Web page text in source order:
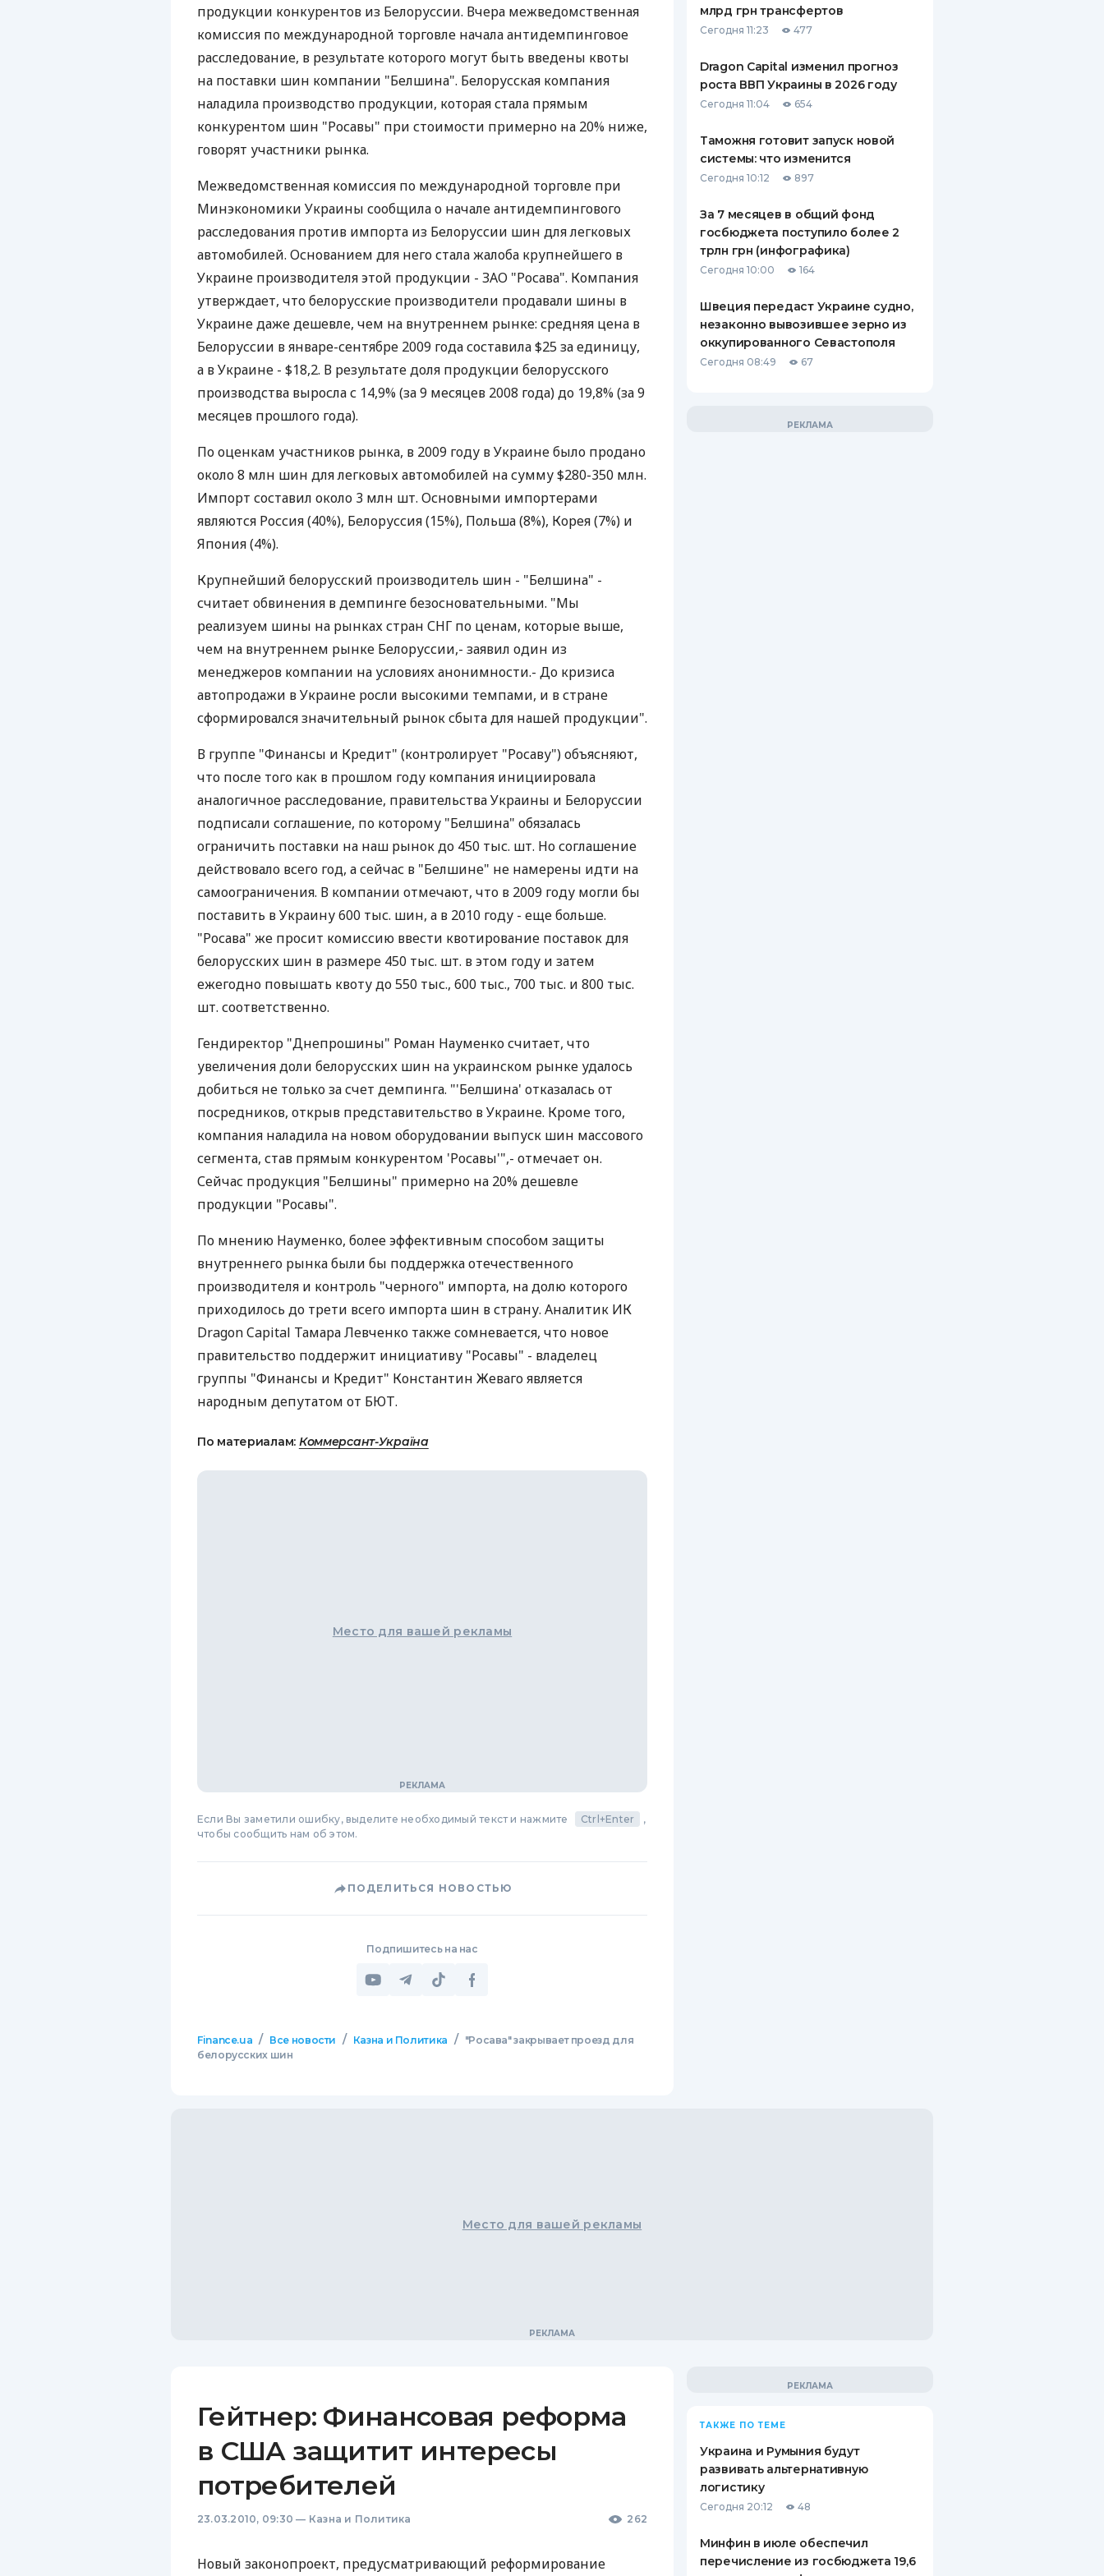
КЕШБЭКА
ПУТЕВОДИТЕЛИ ПО
ВСЕ СТРАХОВЫЕ ПОЛИСЫ
СТРАХОВЫЕ КОМПАНИИ
ОТЗЫВЫ О СТРАХОВЫХ
КОМПАНИЯХ
КОНТАКТЫ
продукции конкурентов из Белоруссии. Вчера межведомственная
комиссия по международной торговле начала антидемпинговое
расследование, в результате которого могут быть введены квоты
на поставки шин компании "Белшина". Белорусская компания
наладила производство продукции, которая стала прямым
конкурентом шин "Росавы" при стоимости примерно на 20% ниже,
говорят участники рынка.
Межведомственная комиссия по международной торговле при
Минэкономики Украины сообщила о начале антидемпингового
расследования против импорта из Белоруссии шин для легковых
автомобилей. Основанием для него стала жалоба крупнейшего в
Украине производителя этой продукции - ЗАО "Росава". Компания
утверждает, что белорусские производители продавали шины в
Украине даже дешевле, чем на внутреннем рынке: средняя цена в
Белоруссии в январе-сентябре 2009 года составила $25 за единицу,
а в Украине - $18,2. В результате доля продукции белорусского
производства выросла с 14,9% (за 9 месяцев 2008 года) до 19,8% (за 9
месяцев прошлого года).
По оценкам участников рынка, в 2009 году в Украине было продано
около 8 млн шин для легковых автомобилей на сумму $280-350 млн.
Импорт составил около 3 млн шт. Основными импортерами
являются Россия (40%), Белоруссия (15%), Польша (8%), Корея (7%) и
Япония (4%).
Крупнейший белорусский производитель шин - "Белшина" -
считает обвинения в демпинге безосновательными. "Мы
реализуем шины на рынках стран СНГ по ценам, которые выше,
чем на внутреннем рынке Белоруссии,- заявил один из
менеджеров компании на условиях анонимности.- До кризиса
автопродажи в Украине росли высокими темпами, и в стране
сформировался значительный рынок сбыта для нашей продукции".
В группе "Финансы и Кредит" (контролирует "Росаву") объясняют,
что после того как в прошлом году компания инициировала
аналогичное расследование, правительства Украины и Белоруссии
подписали соглашение, по которому "Белшина" обязалась
ограничить поставки на наш рынок до 450 тыс. шт. Но соглашение
действовало всего год, а сейчас в "Белшине" не намерены идти на
самоограничения. В компании отмечают, что в 2009 году могли бы
поставить в Украину 600 тыс. шин, а в 2010 году - еще больше.
"Росава" же просит комиссию ввести квотирование поставок для
белорусских шин в размере 450 тыс. шт. в этом году и затем
ежегодно повышать квоту до 550 тыс., 600 тыс., 700 тыс. и 800 тыс.
шт. соответственно.
Гендиректор "Днепрошины" Роман Науменко считает, что
увеличения доли белорусских шин на украинском рынке удалось
добиться не только за счет демпинга. "'Белшина' отказалась от
посредников, открыв представительство в Украине. Кроме того,
компания наладила на новом оборудовании выпуск шин массового
сегмента, став прямым конкурентом 'Росавы'",- отмечает он.
Сейчас продукция "Белшины" примерно на 20% дешевле
продукции "Росавы".
По мнению Науменко, более эффективным способом защиты
внутреннего рынка были бы поддержка отечественного
производителя и контроль "черного" импорта, на долю которого
приходилось до трети всего импорта шин в страну. Аналитик ИК
Dragon Capital Тамара Левченко также сомневается, что новое
правительство поддержит инициативу "Росавы" - владелец
группы "Финансы и Кредит" Константин Жеваго является
народным депутатом от БЮТ.
По материалам: Коммерсант-Україна
Место для вашей рекламы
Если Вы заметили ошибку, выделите необходимый текст и нажмите Ctrl+Enter
,
чтобы сообщить нам об этом.
ПОДЕЛИТЬСЯ НОВОСТЬЮ
Подпишитесь на нас
Finance.ua / Все новости / Казна и Политика /
"Росава" закрывает проезд для
белорусских шин
млрд грн трансфертов
Сегодня 11:23 477
Dragon Capital изменил прогноз
роста ВВП Украины в 2026 году
Сегодня 11:04 654
Таможня готовит запуск новой
системы: что изменится
Сегодня 10:12 897
За 7 месяцев в общий фонд
госбюджета поступило более 2
трлн грн (инфографика)
Сегодня 10:00 164
Швеция передаст Украине судно,
незаконно вывозившее зерно из
оккупированного Севастополя
Сегодня 08:49 67
Место для вашей рекламы
Гейтнер: Финансовая реформа
в США защитит интересы
потребителей
23.03.2010, 09:30 — Казна и Политика 262
Новый законопроект, предусматривающий реформирование
ТАКЖЕ ПО ТЕМЕ
Украина и Румыния будут
развивать альтернативную
логистику
Сегодня 20:12 48
Минфин в июле обеспечил
перечисление из госбюджета 19,6